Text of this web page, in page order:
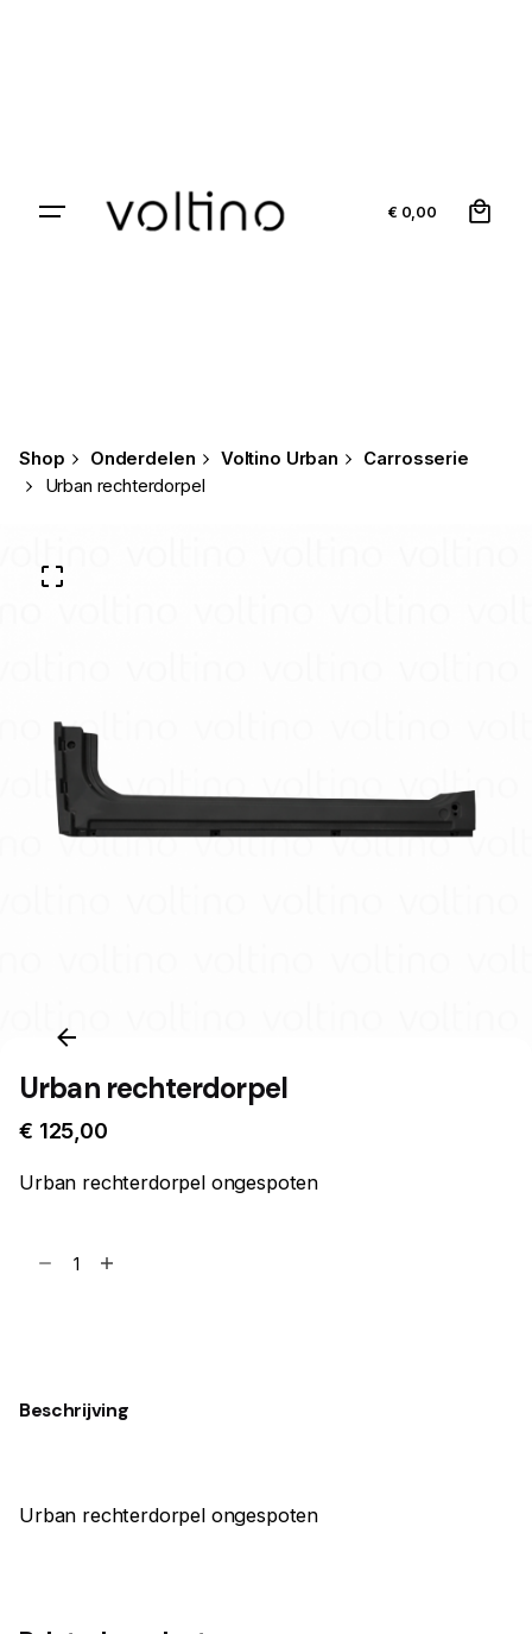
€ 0,00
Shop Onderdelen Voltino Urban
Carrosserie
Urban rechterdorpel
Urban rechterdorpel
€ 125,00
Urban rechterdorpel ongespoten
rechterdorpel
Beschrijving
Urban rechterdorpel ongespoten